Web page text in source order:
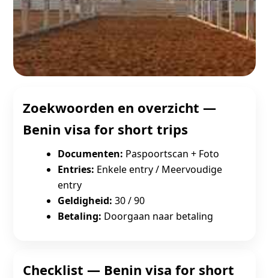
Zoekwoorden en overzicht —
Benin visa for short trips
Documenten: Paspoortscan + Foto
Entries: Enkele entry / Meervoudige
entry
Geldigheid: 30 / 90
Betaling: Doorgaan naar betaling
Checklist — Benin visa for short